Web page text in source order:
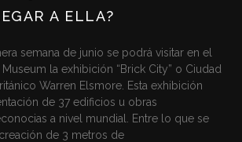
A ELLA?
semana de junio se podrá visitar en el
la exhibición “Brick City” o Ciudad
Warren Elsmore. Esta exhibición
de 37 edificios u obras
a nivel mundial. Entre lo que se
de 3 metros de